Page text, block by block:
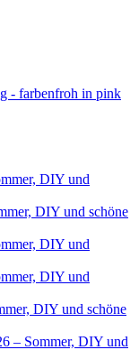
- farbenfroh in pink
DIY und
DIY und schöne
DIY und
DIY und
DIY und schöne
– Sommer, DIY und